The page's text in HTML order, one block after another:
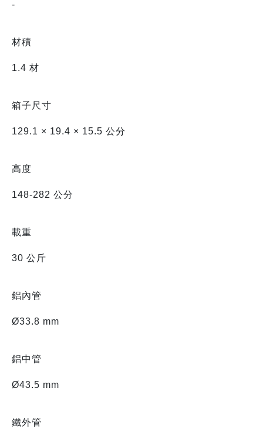
-
材積
1.4 材
箱子尺寸
129.1 × 19.4 × 15.5 公分
高度
148-282 公分
載重
30 公斤
鋁內管
Ø33.8 mm
鋁中管
Ø43.5 mm
鐵外管